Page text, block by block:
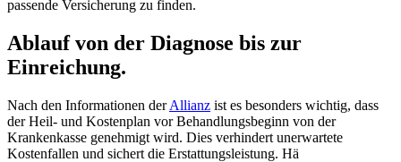
passende Versicherung zu finden.
Ablauf von der Diagnose bis zur
Einreichung.
Nach den Informationen derAllianz ist es besonders wichtig, dass
der Heil- und Kostenplan vor Behandlungsbeginn von der
Krankenkasse genehmigt wird. Dies verhindert unerwartete
Kostenfallen und sichert die Erstattungsleistung. Hä